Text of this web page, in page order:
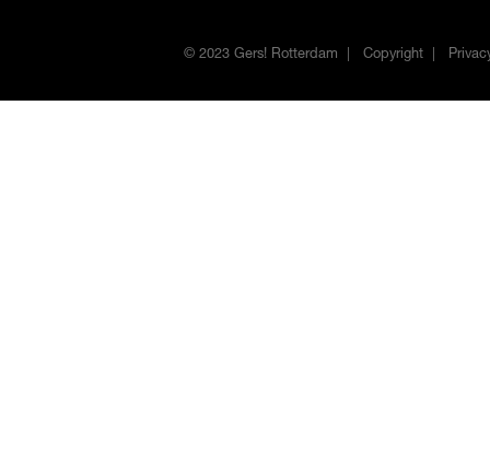
© 2023 Gers! Rotterdam Copyright